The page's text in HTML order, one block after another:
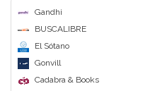
Gandhi
BUSCALIBRE
El Sótano
Gonvill
Cadabra & Books